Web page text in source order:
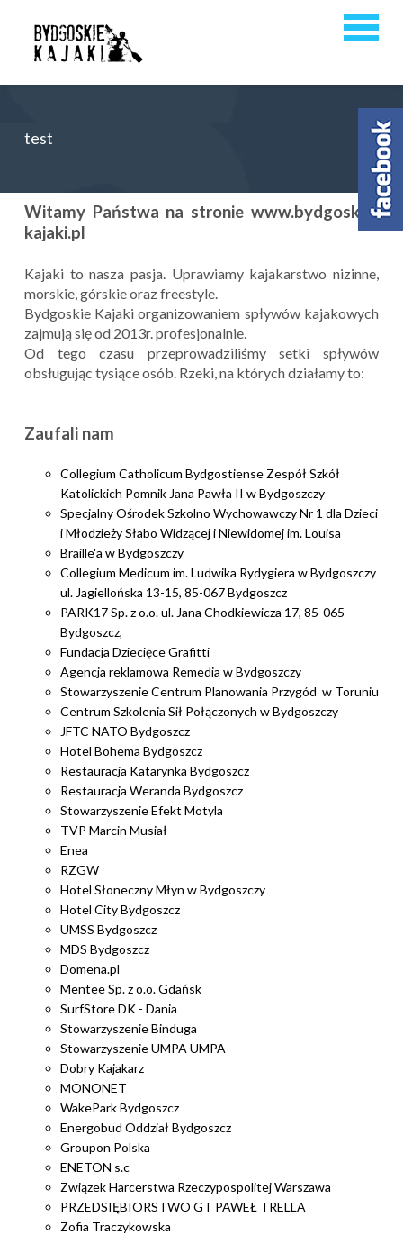
test
Witamy Państwa na stronie www.bydgoskie-
kajaki.pl
Kajaki to nasza pasja. Uprawiamy kajakarstwo nizinne,
morskie, górskie oraz freestyle.
Bydgoskie Kajaki organizowaniem spływów kajakowych
zajmują się od 2013r. profesjonalnie.
Od tego czasu przeprowadziliśmy setki spływów
obsługując tysiące osób. Rzeki, na których działamy to:
Zaufali nam
Collegium Catholicum Bydgostiense Zespół Szkół
Katolickich Pomnik Jana Pawła II w Bydgoszczy
Specjalny Ośrodek Szkolno Wychowawczy Nr 1 dla Dzieci
i Młodzieży Słabo Widzącej i Niewidomej im. Louisa
Braille'a w Bydgoszczy
Collegium Medicum im. Ludwika Rydygiera w Bydgoszczy
ul. Jagiellońska 13-15, 85-067 Bydgoszcz
PARK17 Sp. z o.o. ul. Jana Chodkiewicza 17, 85-065
Bydgoszcz,
Fundacja Dziecięce Grafitti
Agencja reklamowa Remedia w Bydgoszczy
Stowarzyszenie Centrum Planowania Przygód w Toruniu
Centrum Szkolenia Sił Połączonych w Bydgoszczy
JFTC NATO Bydgoszcz
Hotel Bohema Bydgoszcz
Restauracja Katarynka Bydgoszcz
Restauracja Weranda Bydgoszcz
Stowarzyszenie Efekt Motyla
TVP Marcin Musiał
Enea
RZGW
Hotel Słoneczny Młyn w Bydgoszczy
Hotel City Bydgoszcz
UMSS Bydgoszcz
MDS Bydgoszcz
Domena.pl
Mentee Sp. z o.o. Gdańsk
SurfStore DK - Dania
Stowarzyszenie Binduga
Stowarzyszenie UMPA UMPA
Dobry Kajakarz
MONONET
WakePark Bydgoszcz
Energobud Oddział Bydgoszcz
Groupon Polska
ENETON s.c
Związek Harcerstwa Rzeczypospolitej Warszawa
PRZEDSIĘBIORSTWO GT PAWEŁ TRELLA
Zofia Traczykowska